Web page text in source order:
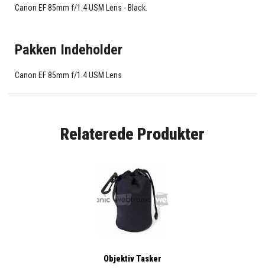
Canon EF 85mm f/1.4 USM Lens - Black.
Pakken Indeholder
Canon EF 85mm f/1.4 USM Lens
Relaterede Produkter
Objektiv Tasker